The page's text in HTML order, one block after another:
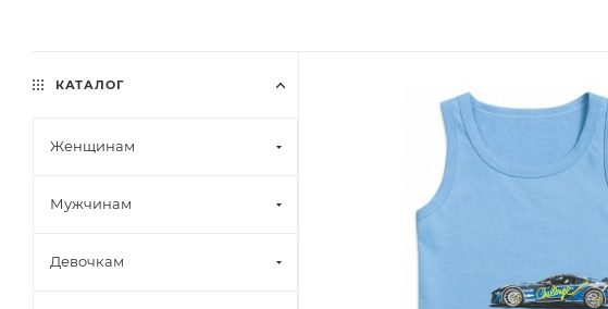
КАТАЛОГ
Женщинам
Мужчинам
Девочкам